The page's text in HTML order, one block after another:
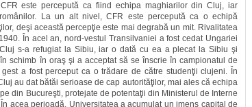
este percepută ca fiind echipa maghiarilor din Cluj, iar
La un alt nivel, CFR este percepută ca o echipă
deşi această percepţie este mai degrabă un mit. Rivalitatea
În acel an, nord-vestul Transilvaniei a fost cedat Ungariei
s-a refugiat la Sibiu, iar o dată cu ea a plecat la Sibiu şi
schimb în oraş şi a acceptat să se înscrie în campionatul de
a fost perceput ca o trădare de către studenţii clujeni. În
au dat bătăi serioase de cap autorităţilor, mai ales că echipa
din Bucureşti, protejate de potentaţii din Ministerul de Interne
acea perioadă, Universitatea a acumulat un imens capital de